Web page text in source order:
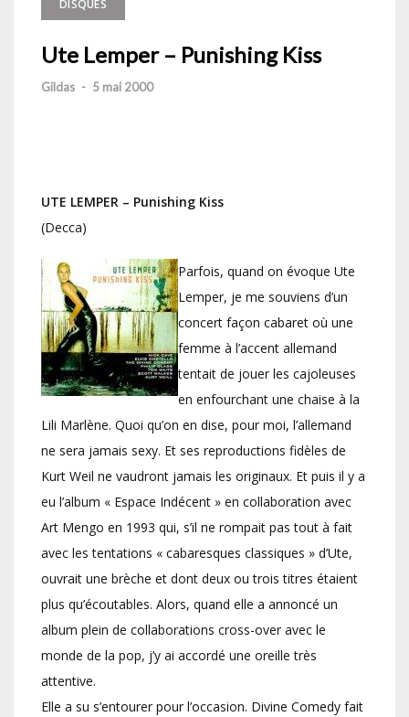
DISQUES
Ute Lemper – Punishing Kiss
Gildas - 5 mai 2000
UTE LEMPER – Punishing Kiss
(Decca)
Parfois, quand on évoque Ute
Lemper, je me souviens d’un
concert façon cabaret où une
femme à l’accent allemand
tentait de jouer les cajoleuses
en enfourchant une chaise à la
Lili Marlène. Quoi qu’on en dise, pour moi, l’allemand
ne sera jamais sexy. Et ses reproductions fidèles de
Kurt Weil ne vaudront jamais les originaux. Et puis il y a
eu l’album « Espace Indécent » en collaboration avec
Art Mengo en 1993 qui, s’il ne rompait pas tout à fait
avec les tentations « cabaresques classiques » d’Ute,
ouvrait une brèche et dont deux ou trois titres étaient
plus qu’écoutables. Alors, quand elle a annoncé un
album plein de collaborations cross-over avec le
monde de la pop, j’y ai accordé une oreille très
attentive.
Elle a su s’entourer pour l’occasion. Divine Comedy fait